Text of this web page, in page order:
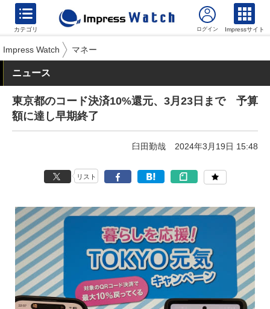
カテゴリ Impressサイト
Impress Watch マネー
ニュース
東京都のコード決済10%還元、3月23日まで 予算
額に達し早期終了
臼田勤哉 2024年3月19日 15:48
リスト